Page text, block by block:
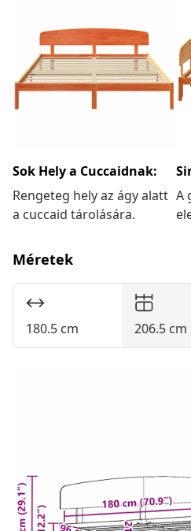
Sok Hely a Cuccaidnak:
Rengeteg hely az ágy alatt
a cuccaid tárolására.
A
Méretek
180.5 cm 206.5 cm